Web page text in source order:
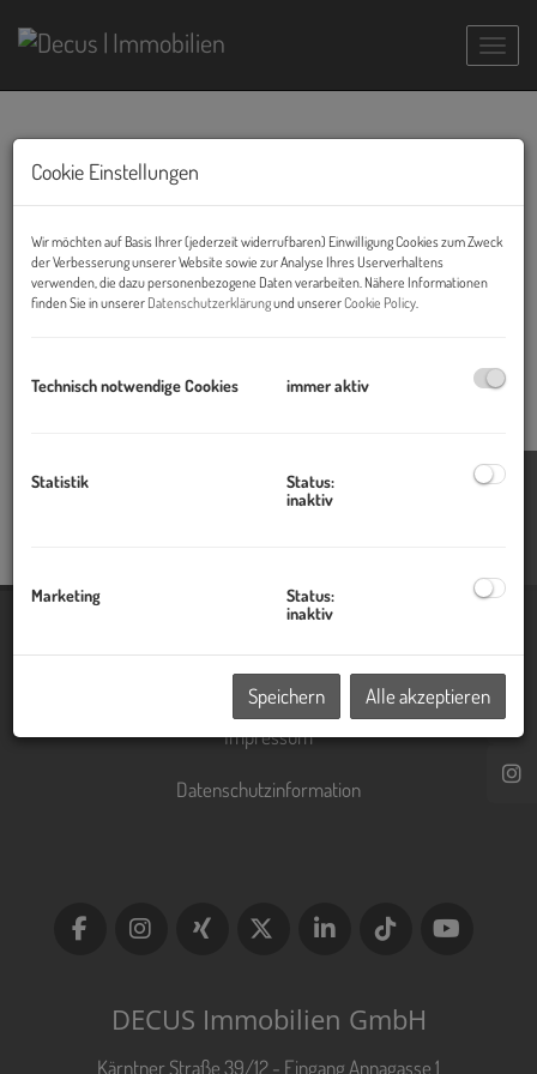
Alleinvermittlungsauftrag für
GREEN21 - 147 Mietwohnungen im 21.
Bezirk Wiens
17.01.2024, 11:27
DECUS Immobilien hat den Alleinvermittlungsauftrag zur Vermarktung
Auftraggeber der Republik Österreich erhalten. Die Vermietung wird Ende
März beginnen, hervorzuheben ist vor allem die hochwertige und grüne
Kontakt
Impressum
Datenschutzinformation
DECUS Immobilien GmbH
Kärntner Straße 39/12 - Eingang Annagasse 1
Cookie Einstellungen
Wir möchten auf Basis Ihrer (jederzeit widerrufbaren) Einwilligung Cookies zum Zweck
der Verbesserung unserer Website sowie zur Analyse Ihres Userverhaltens
verwenden, die dazu personenbezogene Daten verarbeiten. Nähere Informationen
finden Sie in unserer Datenschutzerklärungund unsererCookie Policy
Technisch notwendige Cookies immer aktiv
Statistik
Status:
inaktiv
Marketing
Status:
inaktiv
Speichern Alle akzeptieren